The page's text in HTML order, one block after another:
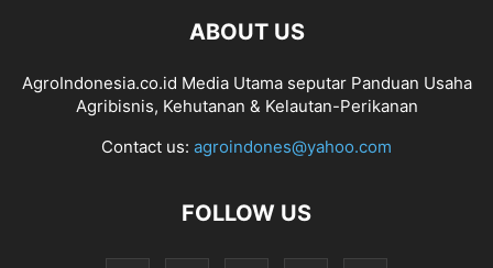
ABOUT US
AgroIndonesia.co.id Media Utama seputar Panduan Usaha
Agribisnis, Kehutanan & Kelautan-Perikanan
Contact us: agroindones@yahoo.com
FOLLOW US